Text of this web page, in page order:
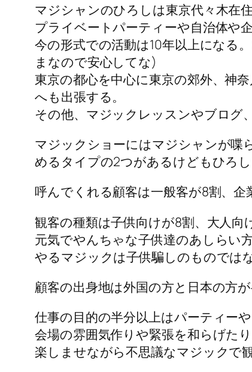
マジシャンのひろしは東京代々木在
プライベートパーティーや自治体や
今の形式での活動は10年以上になる
まなので安心してな)
東京の都心を中心に東京の郊外、神
へも出張する。
その他、マジックレッスンやブログ
マジックショーにはマジシャンが喋
めるタイプの2つがあるけどもひろ
呼んでくれる顧客は一般客が8割、企
観客の種類は子供向けが8割、大人向
元気でやんちゃな子供達のあしらい
やるマジックは子供騙しのものでは
顧客の出身地は外国の方と日本の方
仕事の目的の半分以上はパーティー
会場の雰囲気作りや緊張を和らげた
楽しませながら不思議なマジックで